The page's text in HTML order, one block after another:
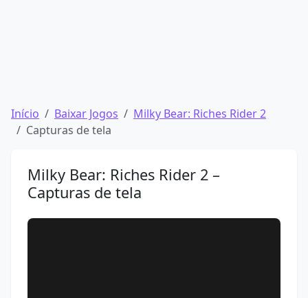
Início Baixar Jogos
Milky Bear: Riches Rider 2
Capturas de tela
Milky Bear: Riches Rider 2 –
Capturas de tela